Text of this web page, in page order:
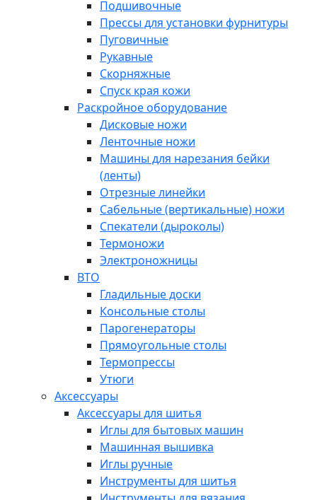
Подшивочные
Прессы для установки фурнитуры
Пуговичные
Рукавные
Скорняжные
Спуск края кожи
Раскройное оборудование
Дисковые ножи
Ленточные ножи
Машины для нарезания бейки
(ленты)
Отрезные линейки
Сабельные (вертикальные) ножи
Спекатели (дыроколы)
Термоножи
Электроножницы
ВТО
Гладильные доски
Консольные столы
Парогенераторы
Прямоугольные столы
Термопрессы
Утюги
Аксессуары
Аксессуары для шитья
Иглы для бытовых машин
Машинная вышивка
Иглы ручные
Инструменты для шитья